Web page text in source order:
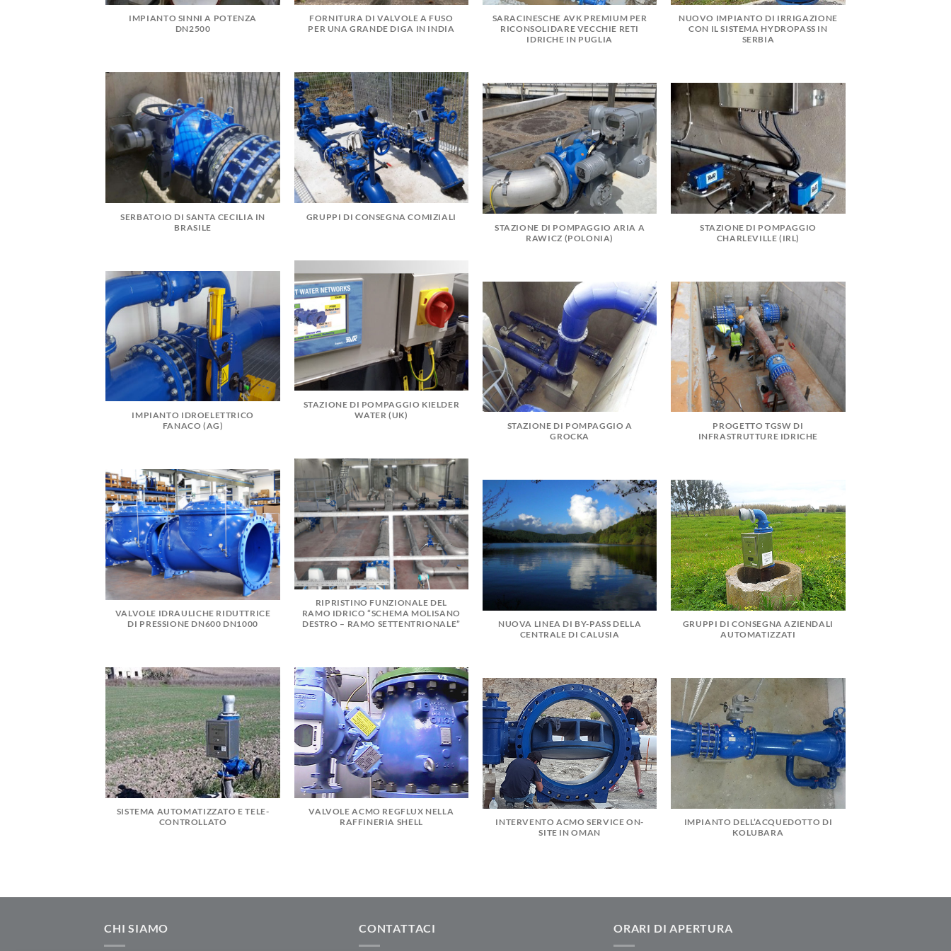
IMPIANTO SINNI A POTENZA
DN2500
FORNITURA DI VALVOLE A FUSO
PER UNA GRANDE DIGA IN INDIA
SARACINESCHE AVK PREMIUM PER
RICONSOLIDARE VECCHIE RETI
IDRICHE IN PUGLIA
NUOVO IMPIANTO DI IRRIGAZIONE
CON IL SISTEMA HYDROPASS IN
SERBIA
SERBATOIO DI SANTA CECILIA IN
BRASILE
GRUPPI DI CONSEGNA COMIZIALI
STAZIONE DI POMPAGGIO ARIA A
RAWICZ (POLONIA)
STAZIONE DI POMPAGGIO
CHARLEVILLE (IRL)
STAZIONE DI POMPAGGIO KIELDER
WATER (UK)
IMPIANTO IDROELETTRICO
FANACO (AG)
STAZIONE DI POMPAGGIO A
GROCKA
​​PROGETTO TGSW DI
INFRASTRUTTURE IDRICHE
RIPRISTINO FUNZIONALE DEL
RAMO IDRICO “SCHEMA MOLISANO
DESTRO – RAMO SETTENTRIONALE”
VALVOLE IDRAULICHE RIDUTTRICE
DI PRESSIONE DN600 DN1000
NUOVA LINEA DI BY-PASS DELLA
CENTRALE DI CALUSIA
GRUPPI DI CONSEGNA AZIENDALI
AUTOMATIZZATI
SISTEMA AUTOMATIZZATO E TELE-
CONTROLLATO
VALVOLE ACMO REGFLUX NELLA
RAFFINERIA SHELL
INTERVENTO ACMO SERVICE ON-
SITE IN OMAN
IMPIANTO DELL’ACQUEDOTTO DI
KOLUBARA
CHI SIAMO CONTATTACI ORARI DI APERTURA